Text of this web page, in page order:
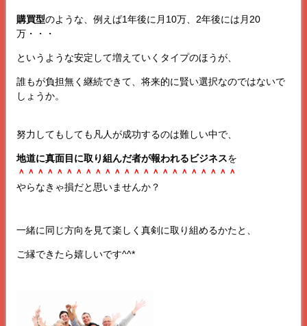
購買型のような、例えば1年後に月10万、2年後には月20
万・・・
というような安定して増えていくタイプのほうが、
誰もが負担無く継続できて、将来的に賢い選択なのではないで
しょうか。
努力してもしても凡人が成功するのは難しい中で、
地道に真面目に取り組んだ者が報われるビジネスを
＾＾＾＾＾＾＾＾＾＾＾＾＾＾＾＾＾＾＾＾＾＾＾
やらなきゃ損だと思いませんか？
一緒に同じ方向を見て楽しく真剣に取り組めるかたと、
ご縁できたら嬉しいです^^*